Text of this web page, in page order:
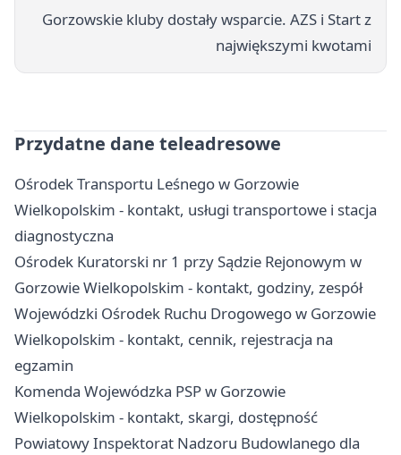
Gorzowskie kluby dostały wsparcie. AZS i Start z
największymi kwotami
Przydatne dane teleadresowe
Ośrodek Transportu Leśnego w Gorzowie
Wielkopolskim - kontakt, usługi transportowe i stacja
diagnostyczna
Ośrodek Kuratorski nr 1 przy Sądzie Rejonowym w
Gorzowie Wielkopolskim - kontakt, godziny, zespół
Wojewódzki Ośrodek Ruchu Drogowego w Gorzowie
Wielkopolskim - kontakt, cennik, rejestracja na
egzamin
Komenda Wojewódzka PSP w Gorzowie
Wielkopolskim - kontakt, skargi, dostępność
Powiatowy Inspektorat Nadzoru Budowlanego dla